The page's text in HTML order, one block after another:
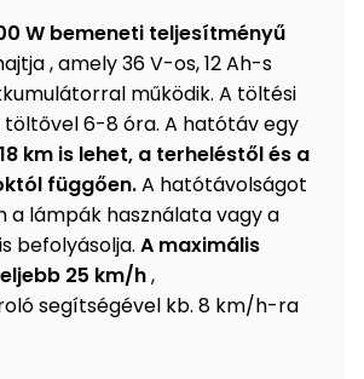
W bemeneti teljesítményű
, amely 36 V-os, 12 Ah-s
működik. A töltési
6-8 óra. A hatótáv egy
km is lehet, a terheléstől és a
függően.A hatótávolságot
a lámpák használata vagy a
befolyásolja. A maximális
25 km/h,
segítségével kb. 8 km/h-ra